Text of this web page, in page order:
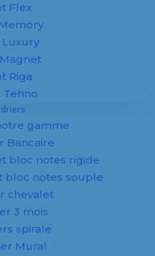
Flex
Luxury
Riga
Tehno
gamme
Bancaire
bloc notes rigide
bloc notes souple
chevalet
3 mois
spirale
Mural
carnets
clients un support
l’année.